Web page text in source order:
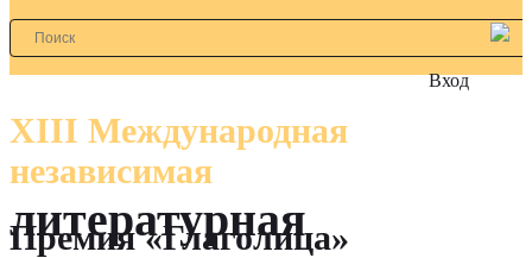
Вход
XIII Международная
независимая
литературная
Премия «Глаголица»